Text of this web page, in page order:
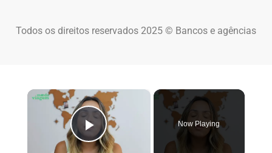
Todos os direitos reservados 2025 © Bancos e agências
×
Play Video
Now Playing